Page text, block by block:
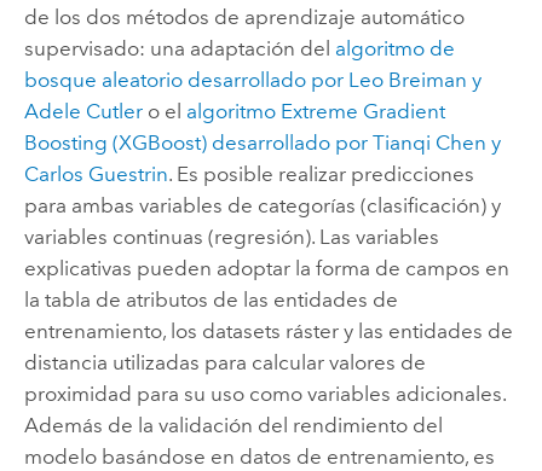
de los dos métodos de aprendizaje automático
supervisado: una adaptación del algoritmo de
bosque aleatorio desarrollado por Leo Breiman y
Adele Cutlero el algoritmo Extreme Gradient
Boosting (XGBoost) desarrollado por Tianqi Chen y
Carlos Guestrin. Es posible realizar predicciones
para ambas variables de categorías (clasificación) y
variables continuas (regresión). Las variables
explicativas pueden adoptar la forma de campos en
la tabla de atributos de las entidades de
entrenamiento, los datasets ráster y las entidades de
distancia utilizadas para calcular valores de
proximidad para su uso como variables adicionales.
Además de la validación del rendimiento del
modelo basándose en datos de entrenamiento, es